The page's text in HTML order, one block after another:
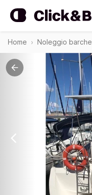
Home Noleggio barche